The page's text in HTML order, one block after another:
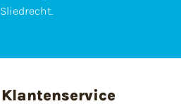
Sliedrecht.
Klantenservice